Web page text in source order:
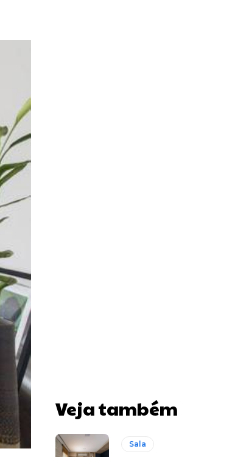
Veja também
Sala